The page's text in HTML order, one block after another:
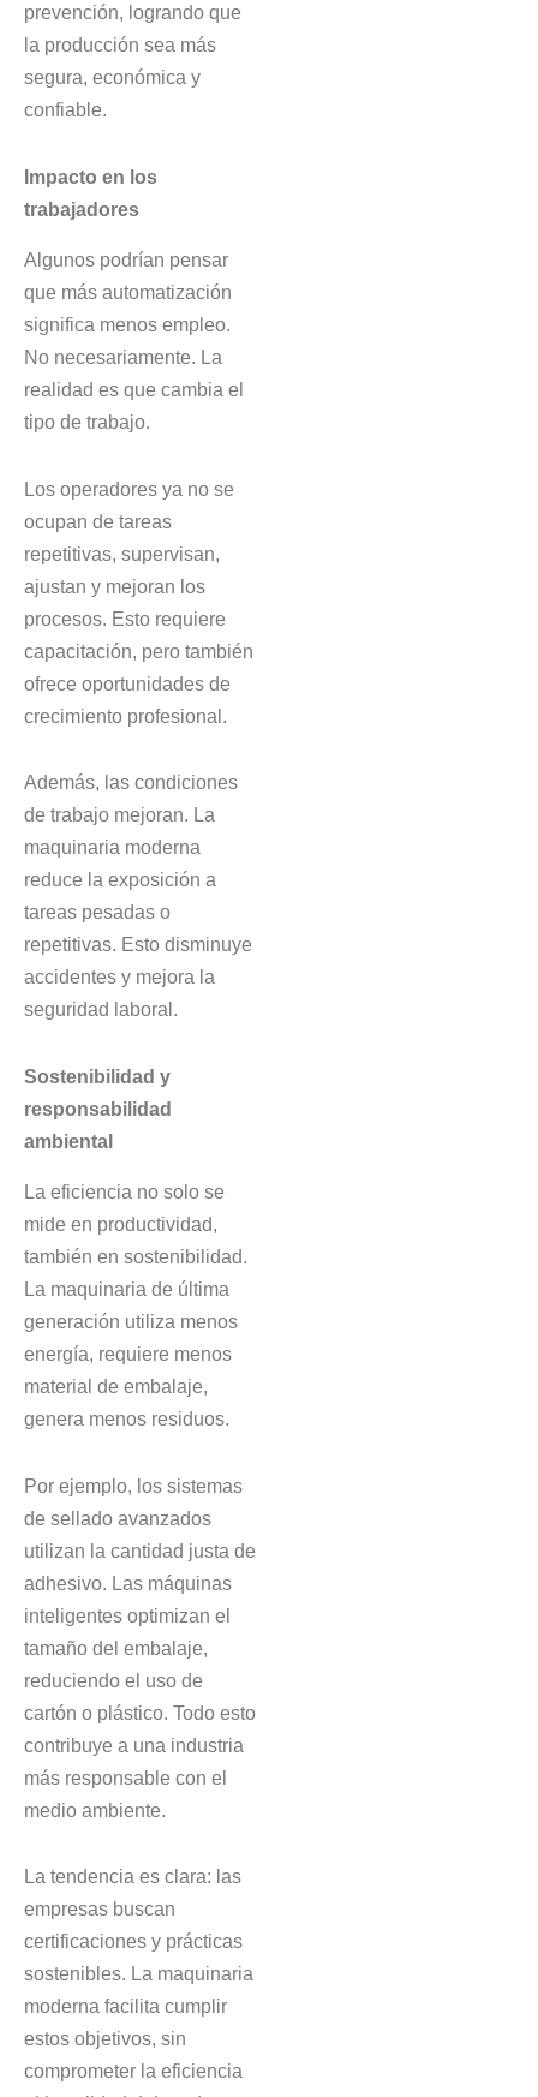
prevención, logrando que
la producción sea más
segura, económica y
confiable.
Impacto en los
trabajadores
Algunos podrían pensar
que más automatización
significa menos empleo.
No necesariamente. La
realidad es que cambia el
tipo de trabajo.
Los operadores ya no se
ocupan de tareas
repetitivas, supervisan,
ajustan y mejoran los
procesos. Esto requiere
capacitación, pero también
ofrece oportunidades de
crecimiento profesional.
Además, las condiciones
de trabajo mejoran. La
maquinaria moderna
reduce la exposición a
tareas pesadas o
repetitivas. Esto disminuye
accidentes y mejora la
seguridad laboral.
Sostenibilidad y
responsabilidad
ambiental
La eficiencia no solo se
mide en productividad,
también en sostenibilidad.
La maquinaria de última
generación utiliza menos
energía, requiere menos
material de embalaje,
genera menos residuos.
Por ejemplo, los sistemas
de sellado avanzados
utilizan la cantidad justa de
adhesivo. Las máquinas
inteligentes optimizan el
tamaño del embalaje,
reduciendo el uso de
cartón o plástico. Todo esto
contribuye a una industria
más responsable con el
medio ambiente.
La tendencia es clara: las
empresas buscan
certificaciones y prácticas
sostenibles. La maquinaria
moderna facilita cumplir
estos objetivos, sin
comprometer la eficiencia